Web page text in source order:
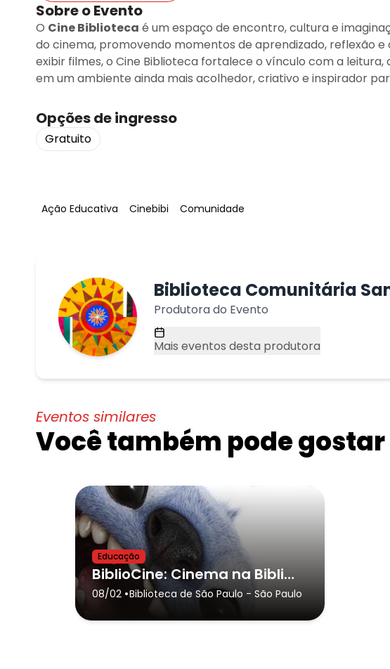
Sobre o Evento
O Cine Biblioteca é um espaço de encontro, cultura e
do cinema, promovendo momentos de aprendizado, reflexão e
exibir filmes, o Cine Biblioteca fortalece o vínculo com a
em um ambiente ainda mais acolhedor, criativo e inspirador
Opções de ingresso
Gratuito
Tag:
Ação Educativa Tag:
Cinebibi Tag:
Comunidade
Biblioteca Comunitária
Produtora do Evento
Mais eventos desta produtora
Eventos similares
Você também pode
Educação
BiblioCine: Cinema na Biblioteca
08/02 •Biblioteca de São Paulo - São Paulo